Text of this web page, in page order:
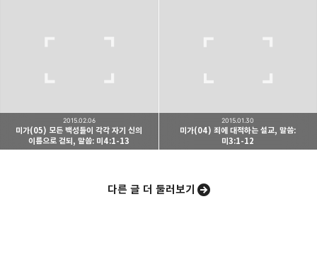
미가(05) 모든 백성들이 각각 자기 신의
이름으로 걷되, 말씀: 미4:1-13
2015.02.06
미가(04) 죄에 대적하는 설교, 말씀:
미3:1-12
2015.01.30
다른 글 더 둘러보기